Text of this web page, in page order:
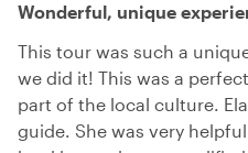
Wonderful, unique
This tour was such a
we did it! This was a
part of the local culture.
guide. She was very